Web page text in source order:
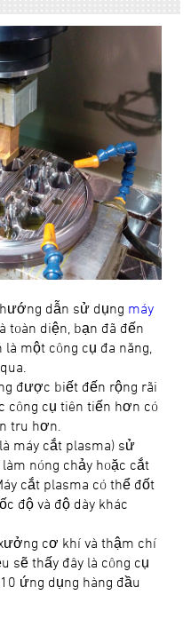
dẫn sử dụng máy
toàn diện, bạn đã đến
một công cụ đa năng,
được biết đến rộng rãi
công cụ tiên tiến hơn có
tru hơn.
máy cắt plasma) sử
nóng chảy hoặc cắt
cắt plasma có thể đốt
độ và độ dày khác
cơ khí và thậm chí
sẽ thấy đây là công cụ
ứng dụng hàng đầu